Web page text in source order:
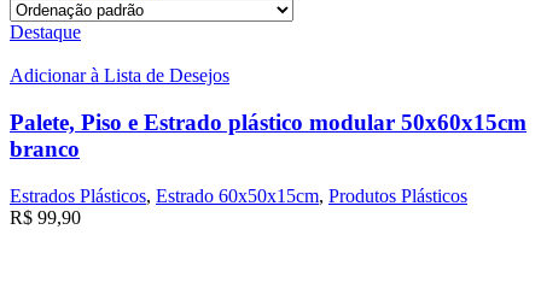
Destaque
Adicionar à Lista de Desejos
Palete, Piso e Estrado plástico modular 50x60x15cm
branco
Estrados Plásticos, Estrado 60x50x15cm, Produtos Plásticos
R$ 99,90